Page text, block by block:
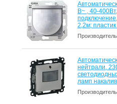
В~ , 40-
2,2м;
нейтрали,
ламп